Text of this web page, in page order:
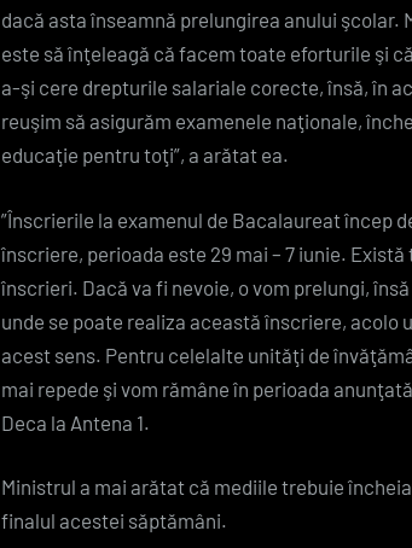
dacă asta înseamnă prelungirea anului
este să înţeleagă că facem toate eforturile şi
a-şi cere drepturile salariale corecte, însă, în
reuşim să asigurăm examenele naţionale,
educaţie pentru toţi”, a arătat ea.
”Înscrierile la examenul de Bacalaureat încep
înscriere, perioada este 29 mai – 7 iunie.
înscrieri. Dacă va fi nevoie, o vom prelungi,
unde se poate realiza această înscriere, acolo
acest sens. Pentru celelalte unităţi de
mai repede şi vom rămâne în perioada
Deca la Antena 1.
Ministrul a mai arătat că mediile trebuie
finalul acestei săptămâni.